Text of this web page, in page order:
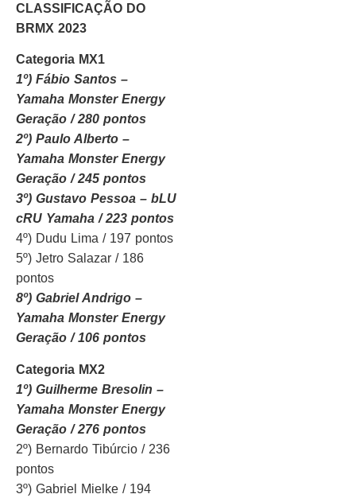
CLASSIFICAÇÃO DO
BRMX 2023
Categoria MX1
1º) Fábio Santos –
Yamaha Monster Energy
Geração / 280 pontos
2º) Paulo Alberto –
Yamaha Monster Energy
Geração / 245 pontos
3º) Gustavo Pessoa – bLU
cRU Yamaha / 223 pontos
4º) Dudu Lima / 197 pontos
5º) Jetro Salazar / 186
pontos
8º) Gabriel Andrigo –
Yamaha Monster Energy
Geração / 106 pontos
Categoria MX2
1º) Guilherme Bresolin –
Yamaha Monster Energy
Geração / 276 pontos
2º) Bernardo Tibúrcio / 236
pontos
3º) Gabriel Mielke / 194